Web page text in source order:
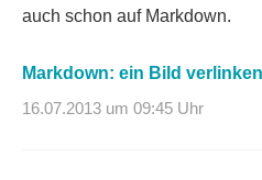
auch schon auf Markdown.
Markdown: ein Bild
16.07.2013 um 09:45 Uhr